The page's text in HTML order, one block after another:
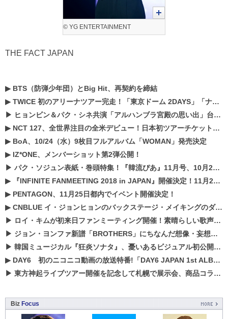
© YG ENTERTAINMENT
THE FACT JAPAN
▶ BTS（防弾少年団）とBig Hit、再契約を締結
▶TWICE 初のアリーナツアー完走！「東京ドーム 2DAYS」「ナゴヤドーム1DAY」「京セラドーム1DAY」2019年ドームツアー開催決定！！
▶ ヒョンビン＆パク・シネ共演「アルハンブラ宮殿の思い出」台本読み現場を公開
▶ NCT 127、全世界注目の全米デビュー！日本初ツアーチケットが早くもプレミア化！？
▶ BoA、10/24（水）9枚目フルアルバム「WOMAN」発売決定
▶ IZ*ONE、メンバーショット第2弾公開！
▶ パク・ソジュン表紙・巻頭特集！『韓流ぴあ』11月号、10月22日（月）発売！
▶
『INFINITE FANMEETING 2018 in JAPAN』開催決定！11月21、22日にパシフィコ横浜にて実施
▶ PENTAGON、11月25日都内でイベント開催決定！
▶CNBLUE イ・ジョンヒョンのバックステージ・メイキングのダイジェスト映像が公開！
▶ ロイ・キムが初来日ファンミーティング開催！素晴らしい歌声に癒される贅沢な時間
▶ ジョン・ヨンファ新譜「BROTHERS」にちなんだ想像・妄想企画がスタート！
▶ 韓国ミュージカル『狂炎ソナタ』、憂いある​ビジュアル初公開!! 主役リョウク、SHIN、KENらのコメントが到着！
▶ DAY6 初のニコニコ動画の放送特番!「DAY6 JAPAN 1st ALBUM「UNLOCK」発売記念 ライブ@ニコ生」を配信決定!
▶ 東方神起ライブツアー開催を記念して札幌で展示会、商品コラボが実現！！
Biz Focus